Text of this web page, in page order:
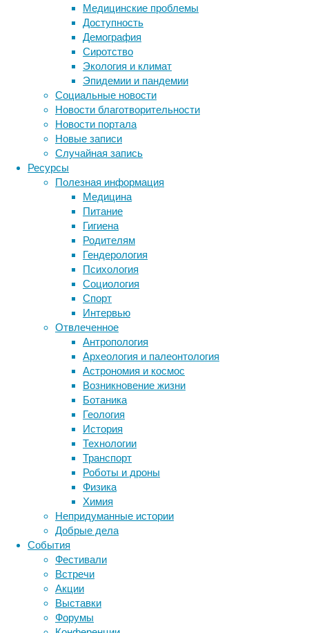
Медицинские проблемы
Доступность
Демография
Сиротство
Экология и климат
Эпидемии и пандемии
Социальные новости
Новости благотворительности
Новости портала
Новые записи
Случайная запись
Ресурсы
Полезная информация
Медицина
Питание
Гигиена
Родителям
Гендерология
Психология
Социология
Спорт
Интервью
Отвлеченное
Антропология
Археология и палеонтология
Астрономия и космос
Возникновение жизни
Ботаника
Геология
История
Технологии
Транспорт
Роботы и дроны
Физика
Химия
Непридуманные истории
Добрые дела
События
Фестивали
Встречи
Акции
Выставки
Форумы
безвредные
вещества;
например,
какие-
то
пищевые
белки
иммунная
система
воспринимает
вдруг
как
признак
опасной
инфекции
запускает
сильное
воспаление.
Иногда
иммунитет
доходит
того,
даже
клетки
молекулы
самого
организма
считает
чужаками
–
и
тогда
начинается
Метки
ДНК бактерии биология
биотехнология вирусы
генетика дети
здоровье
инструменты и методы
исследования
лекарства медицина
мозг наука
нейробиология
нейрофизиология
поведение
сон социальные проблемы
физиология
эмоции